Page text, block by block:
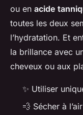
ou en acide
toutes les deux
l’hydratation. Et
la brillance avec
cheveux ou aux
✨ Utiliser
💨 Sécher à